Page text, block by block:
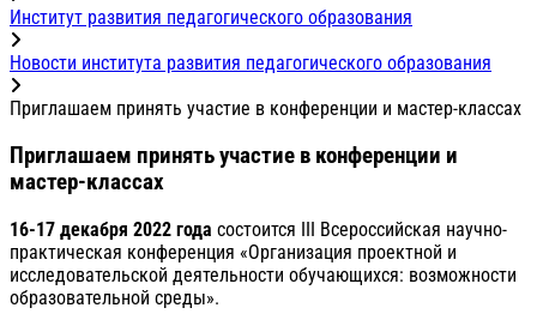
Институт развития педагогического образования
Новости института развития педагогического образования
Приглашаем принять участие в конференции и мастер-классах
Приглашаем принять участие в конференции и
мастер-классах
16-17 декабря 2022 года состоится III Всероссийская научно-
практическая конференция «Организация проектной и
исследовательской деятельности обучающихся: возможности
образовательной среды».